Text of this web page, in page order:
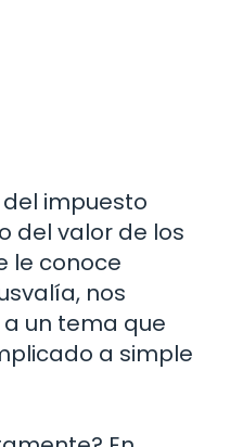
impuesto
del valor de los
le conoce
nos
un tema que
a simple